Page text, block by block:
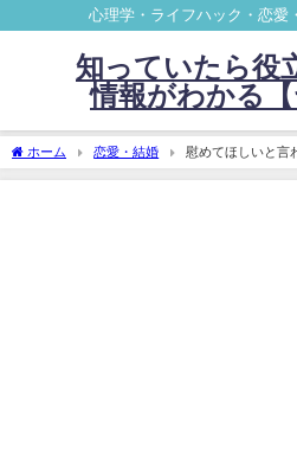
心理学・ライフハック・恋愛
知っていたら役
情報がわかる【
ホーム 恋愛・結婚
慰めてほしいと言
別方法